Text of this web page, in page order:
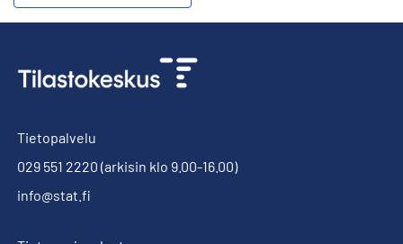
Tietopalvelu
029 551 2220 (arkisin klo 9.00-16.00)
info@stat.fi